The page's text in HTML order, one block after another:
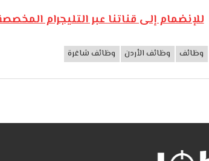
للإنضمام إلى قناتنا عبر التليجرام
وظائف وظائف الأردن وظائف شاغرة